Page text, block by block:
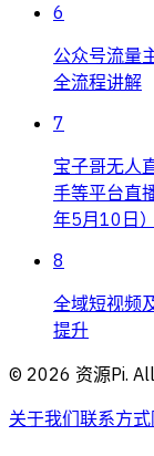
6
公众号流量
全流程讲解
7
宝子哥无人
手等平台直
年5月10日）
8
全域短视频
提升
© 2026 资源Pi.
关于我们联系方式